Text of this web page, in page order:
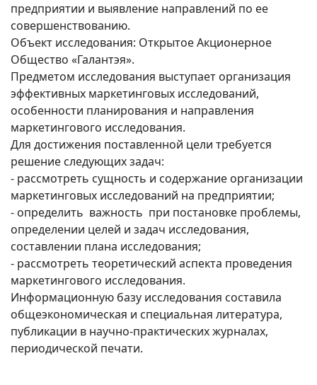
предприятии и выявление направлений по ее
совершенствованию.
Объект исследования: Открытое Акционерное
Общество «Галантэя».
Предметом исследования выступает организация
эффективных маркетинговых исследований,
особенности планирования и направления
маркетингового исследования.
Для достижения поставленной цели требуется
решение следующих задач:
- рассмотреть сущность и содержание организации
маркетинговых исследований на предприятии;
- определить важность при постановке проблемы,
определении целей и задач исследования,
составлении плана исследования;
- рассмотреть теоретический аспекта проведения
маркетингового исследования.
Информационную базу исследования составила
общеэкономическая и специальная литература,
публикации в научно-практических журналах,
периодической печати.